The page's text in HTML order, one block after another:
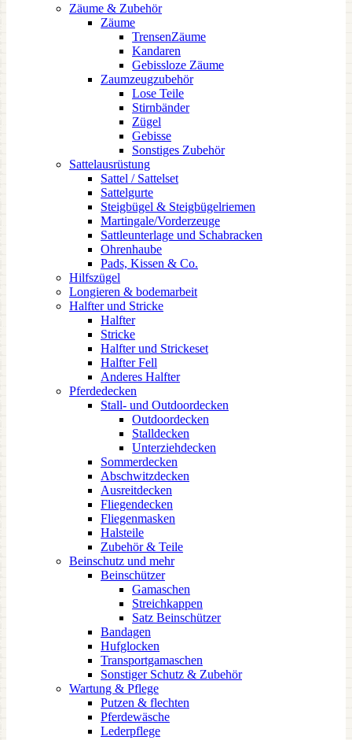
Zäume & Zubehör
Zäume
TrensenZäume
Kandaren
Gebissloze Zäume
Zaumzeugzubehör
Lose Teile
Stirnbänder
Zügel
Gebisse
Sonstiges Zubehör
Sattelausrüstung
Sattel / Sattelset
Sattelgurte
Steigbügel & Steigbügelriemen
Martingale/Vorderzeuge
Sattleunterlage und Schabracken
Ohrenhaube
Pads, Kissen & Co.
Hilfszügel
Longieren & bodemarbeit
Halfter und Stricke
Halfter
Stricke
Halfter und Strickeset
Halfter Fell
Anderes Halfter
Pferdedecken
Stall- und Outdoordecken
Outdoordecken
Stalldecken
Unterziehdecken
Sommerdecken
Abschwitzdecken
Ausreitdecken
Fliegendecken
Fliegenmasken
Halsteile
Zubehör & Teile
Beinschutz und mehr
Beinschützer
Gamaschen
Streichkappen
Satz Beinschützer
Bandagen
Hufglocken
Transportgamaschen
Sonstiger Schutz & Zubehör
Wartung & Pflege
Putzen & flechten
Pferdewäsche
Lederpflege